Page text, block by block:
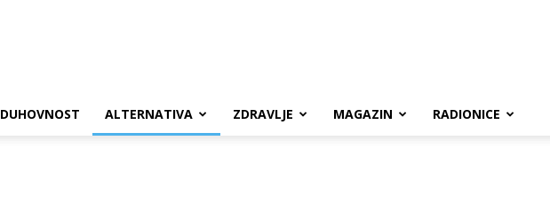
DUHOVNOST ALTERNATIVA ZDRAVLJE MAGAZIN RADIONICE